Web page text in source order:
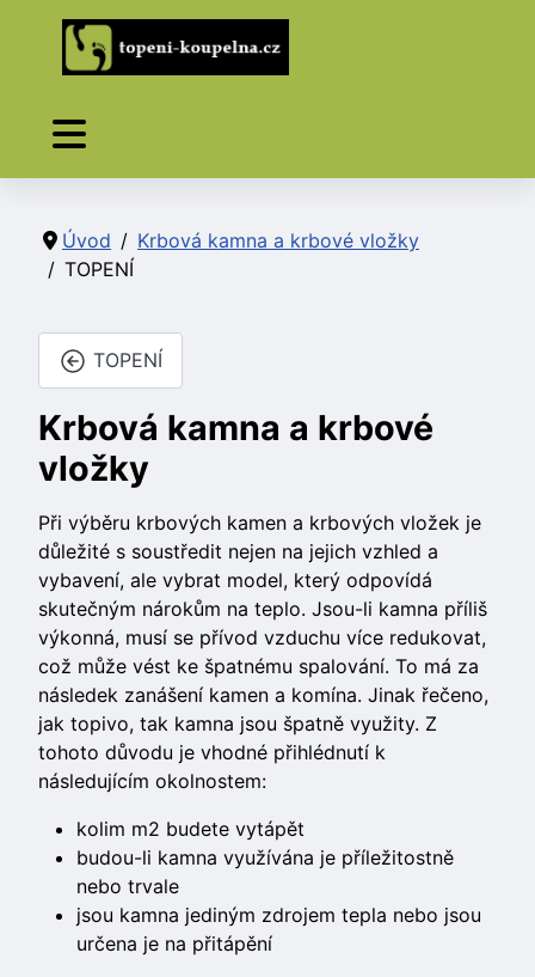
Úvod
Krbová kamna a krbové vložky
TOPENÍ
TOPENÍ
Krbová kamna a krbové
vložky
Při výběru krbových kamen a krbových vložek je
důležité s soustředit nejen na jejich vzhled a
vybavení, ale vybrat model, který odpovídá
skutečným nárokům na teplo. Jsou-li kamna příliš
výkonná, musí se přívod vzduchu více redukovat,
což může vést ke špatnému spalování. To má za
následek zanášení kamen a komína. Jinak řečeno,
jak topivo, tak kamna jsou špatně využity. Z
tohoto důvodu je vhodné přihlédnutí k
následujícím okolnostem:
kolim m2 budete vytápět
budou-li kamna využívána je příležitostně
nebo trvale
jsou kamna jediným zdrojem tepla nebo jsou
určena je na přitápění